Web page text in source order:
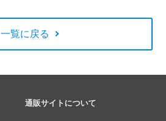
一覧に戻る
通販サイトについて